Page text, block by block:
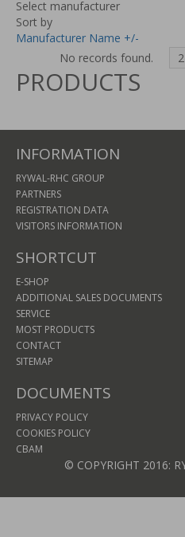
Select manufacturer
Sort by
Manufacturer Name +/-
No records found.
PRODUCTS
INFORMATION
RYWAL-RHC GROUP
PARTNERS
REGISTRATION DATA
VISITORS INFORMATION
SHORTCUT
E-SHOP
ADDITIONAL SALES DOCUMENTS
SERVICE
MOST PRODUCTS
CONTACT
SITEMAP
DOCUMENTS
PRIVACY POLICY
COOKIES POLICY
CBAM
© COPYRIGHT 2016: